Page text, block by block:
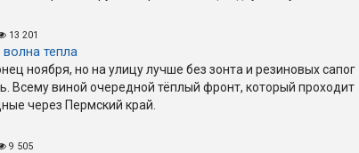
13 201
тепла
ноября, но на улицу лучше без зонта и резиновых сапог
Всему виной очередной тёплый фронт, который проходит
через Пермский край.
9 505